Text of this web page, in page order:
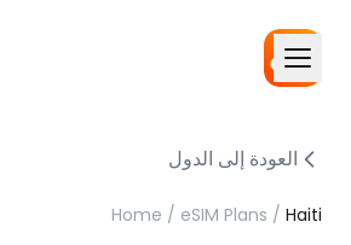
العودة إلى الدول
Home / eSIM Plans / Haiti